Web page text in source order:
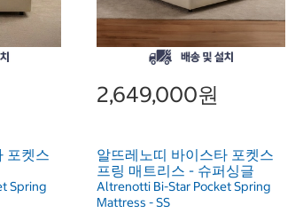
포켓스
Spring
2,649,000원
알뜨레노띠 바이스타 포켓스
프링 매트리스 - 슈퍼싱글
Altrenotti Bi-Star Pocket Spring
Mattress - SS